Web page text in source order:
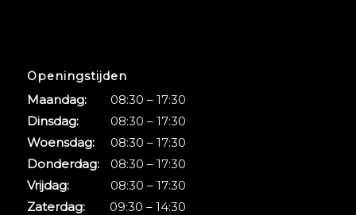
Openingstijden
Maandag:
08:30 – 17:30
Dinsdag:
08:30 – 17:30
Woensdag:
08:30 – 17:30
Donderdag:
08:30 – 17:30
Vrijdag:
08:30 – 17:30
Zaterdag:
09:30 – 14:30